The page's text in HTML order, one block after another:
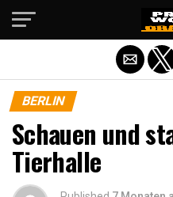
BERLIN
Schauen und
Tierhalle
Die mobile